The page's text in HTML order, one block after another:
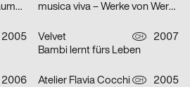
Sehen Bäume mehr? / Bäume sehen Meer… / Meer Bäume Seen!
musica viva – Werke von Werner Heider, Martin Smolka und Peter Eötvös
2005
Velvet CH
2007
Bambi lernt fürs Leben
2006
Atelier Flavia Cocchi CH
2005